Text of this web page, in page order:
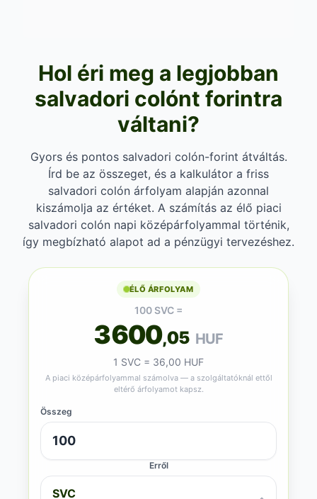
Hol éri meg a legjobban
salvadori colónt forintra
váltani?
Gyors és pontos salvadori colón-forint átváltás.
Írd be az összeget, és a kalkulátor a friss
salvadori colón árfolyam alapján azonnal
kiszámolja az értéket. A számítás az élő piaci
salvadori colón napi középárfolyammal történik,
így megbízható alapot ad a pénzügyi tervezéshez.
ÉLŐ ÁRFOLYAM
100 SVC =
3600,05 HUF
1 SVC = 36,00 HUF
A piaci középárfolyammal számolva — a szolgáltatóknál ettől
eltérő árfolyamot kapsz.
Összeg
Erről
SVC